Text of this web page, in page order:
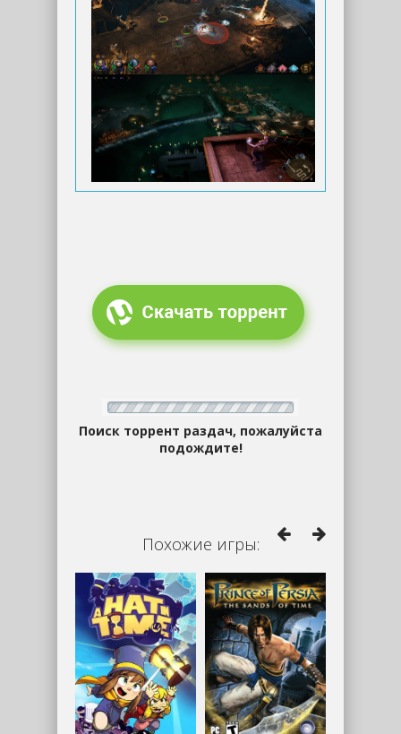
Поиск торрент раздач, пожалуйста
подождите!
Похожие игры: